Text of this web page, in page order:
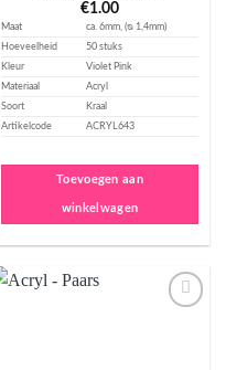
€1.00
Maat
ca. 6mm, (ᴓ 1,4mm)
Hoeveelheid
50 stuks
Kleur
Violet Pink
Materiaal
Acryl
Soort
Kraal
Artikelcode
ACRYL643
Toevoegen aan
winkelwagen